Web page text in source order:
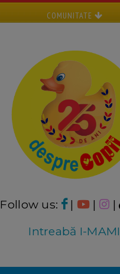
COMUNITATE
Follow us: | | |
Intreabă I-MAMI